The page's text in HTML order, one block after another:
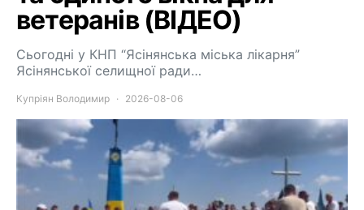
ветеранів (ВІДЕО)
Сьогодні у КНП “Ясінянська міська лікарня”
Ясінянської селищної ради…
Купріян Володимир 2026-08-06